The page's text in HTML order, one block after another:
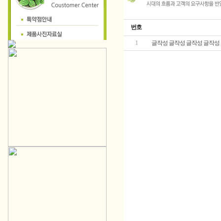
번호
1 글작성 글작성 글작성 글작